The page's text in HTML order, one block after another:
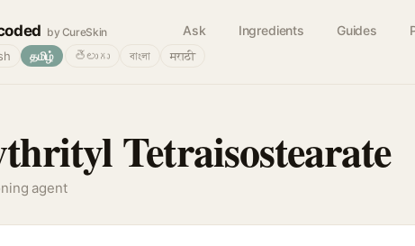
by CureSkin Ask Ingredients Guides
தமிழ் తెలుగు বাংলা मराठी
Tetraisostearate
agent